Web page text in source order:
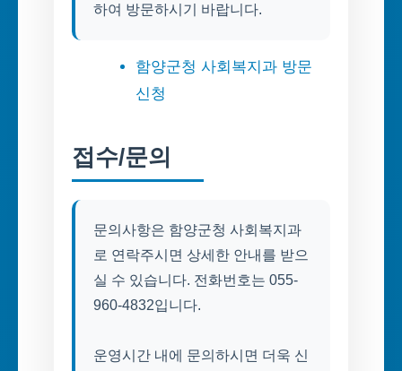
하여 방문하시기 바랍니다.
함양군청 사회복지과 방문
신청
접수/문의
문의사항은 함양군청 사회복지과
로 연락주시면 상세한 안내를 받으
실 수 있습니다. 전화번호는 055-
960-4832입니다.
운영시간 내에 문의하시면 더욱 신